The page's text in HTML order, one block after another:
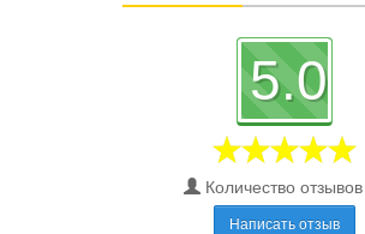
5.0
Количество
Написать отзыв